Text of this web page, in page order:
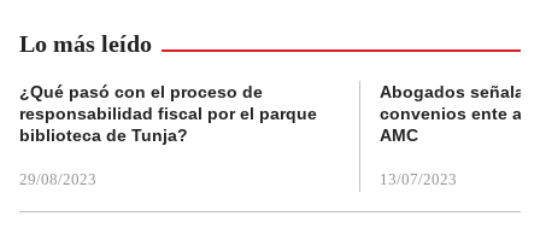
Lo más leído
¿Qué pasó con el proceso de
responsabilidad fiscal por el parque
biblioteca de Tunja?
29/08/2023
Abogados
convenios ente
AMC
13/07/2023